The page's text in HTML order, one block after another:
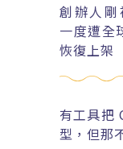
創辦人
一度遭全
恢復上架
有工具把
型，但那